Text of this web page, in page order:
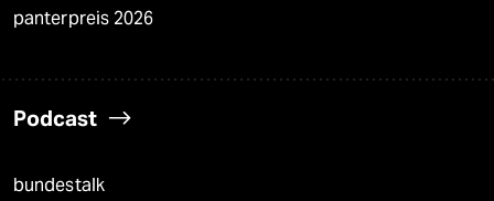
panterpreis 2026
Podcast
bundestalk